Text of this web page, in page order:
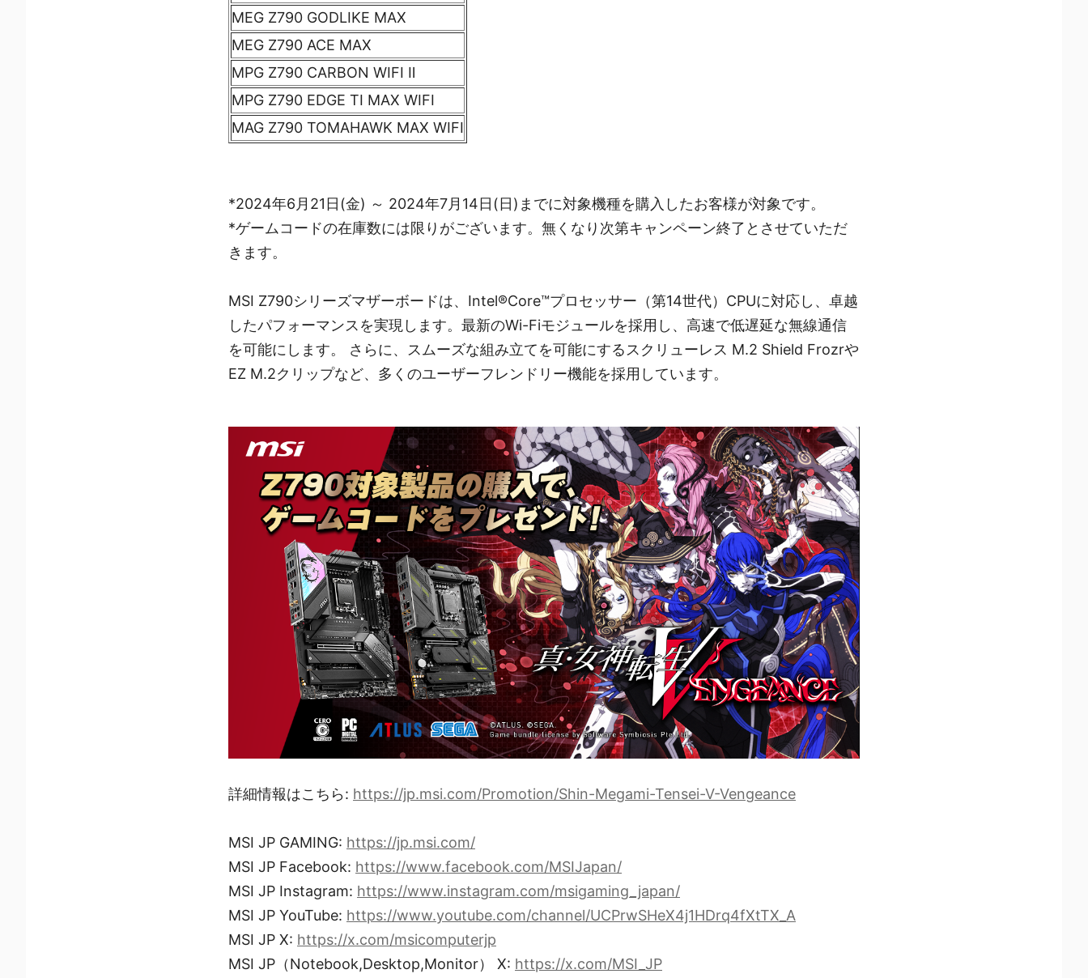
MEG Z790 GODLIKE MAX
MEG Z790 ACE MAX
MPG Z790 CARBON WIFI Ⅱ
MPG Z790 EDGE TI MAX WIFI
MAG Z790 TOMAHAWK MAX WIFI
*2024年6月21日(金) ～ 2024年7月14日(日)までに対象機種を購入したお客様が対象です。
*ゲームコードの在庫数には限りがございます。無くなり次第キャンペーン終了とさせていただ
きます。
MSI Z790シリーズマザーボードは、Intel®Core™プロセッサー（第14世代）CPUに対応し、卓越
したパフォーマンスを実現します。最新のWi-Fiモジュールを採用し、高速で低遅延な無線通信
を可能にします。 さらに、スムーズな組み立てを可能にするスクリューレス M.2 Shield Frozrや
EZ M.2クリップなど、多くのユーザーフレンドリー機能を採用しています。
詳細情報はこちら: https://jp.msi.com/Promotion/Shin-Megami-Tensei-V-Vengeance
MSI JP GAMING: https://jp.msi.com/
MSI JP Facebook: https://www.facebook.com/MSIJapan/
MSI JP Instagram: https://www.instagram.com/msigaming_japan/
MSI JP YouTube: https://www.youtube.com/channel/UCPrwSHeX4j1HDrq4fXtTX_A
MSI JP X: https://x.com/msicomputerjp
MSI JP（Notebook,Desktop,Monitor） X: https://x.com/MSI_JP